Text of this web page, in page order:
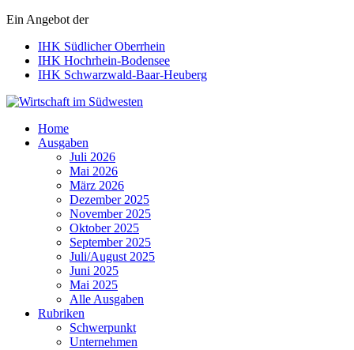
Ein Angebot der
IHK Südlicher Oberrhein
IHK Hochrhein-Bodensee
IHK Schwarzwald-Baar-Heuberg
Wirtschaft im Südwesten
Home
Ausgaben
Juli 2026
Mai 2026
März 2026
Dezember 2025
November 2025
Oktober 2025
September 2025
Juli/August 2025
Juni 2025
Mai 2025
Alle Ausgaben
Rubriken
Schwerpunkt
Unternehmen